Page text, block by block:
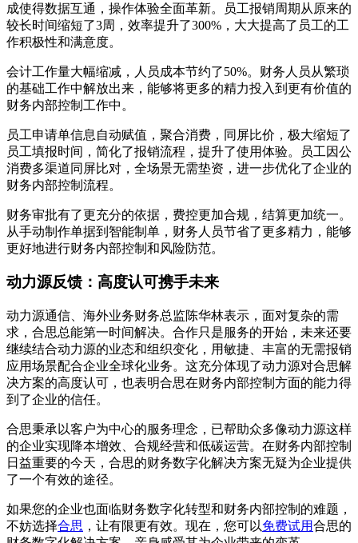
成使得数据互通，操作体验全面革新。员工报销周期从原来的
较长时间缩短了3周，效率提升了300%，大大提高了员工的工
作积极性和满意度。
会计工作量大幅缩减，人员成本节约了50%。财务人员从繁琐
的基础工作中解放出来，能够将更多的精力投入到更有价值的
财务内部控制工作中。
员工申请单信息自动赋值，聚合消费，同屏比价，极大缩短了
员工填报时间，简化了报销流程，提升了使用体验。员工因公
消费多渠道同屏比对，全场景无需垫资，进一步优化了企业的
财务内部控制流程。
财务审批有了更充分的依据，费控更加合规，结算更加统一。
从手动制作单据到智能制单，财务人员节省了更多精力，能够
更好地进行财务内部控制和风险防范。
动力源反馈：高度认可携手未来
动力源通信、海外业务财务总监陈华林表示，面对复杂的需
求，合思总能第一时间解决。合作只是服务的开始，未来还要
继续结合动力源的业态和组织变化，用敏捷、丰富的无需报销
应用场景配合企业全球化业务。这充分体现了动力源对合思解
决方案的高度认可，也表明合思在财务内部控制方面的能力得
到了企业的信任。
合思秉承以客户为中心的服务理念，已帮助众多像动力源这样
的企业实现降本增效、合规经营和低碳运营。在财务内部控制
日益重要的今天，合思的财务数字化解决方案无疑为企业提供
了一个有效的途径。
如果您的企业也面临财务数字化转型和财务内部控制的难题，
不妨选择合思 ，让有限更有效。现在，您可以免费试用合思的